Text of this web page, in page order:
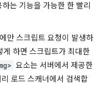
는 기능을 가능한 한 빨리
만 스크립트 요청이 발생하
하면 스크립트가 최대한
요소는 서버에서 제공한
로드 스캐너에서 검색합